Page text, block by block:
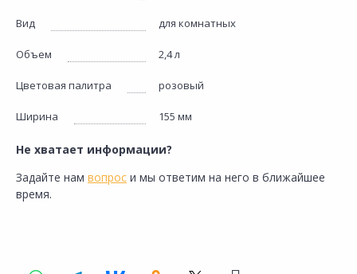
Вид для комнатных
Объем 2,4 л
Цветовая палитра розовый
Ширина 155 мм
Не хватает информации?
Задайте нам вопрос и мы ответим на него в ближайшее
время.